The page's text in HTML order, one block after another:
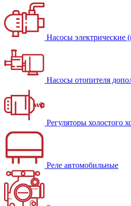
Насосы электрические
Насосы отопителя
Регуляторы холостого
Реле автомобильные